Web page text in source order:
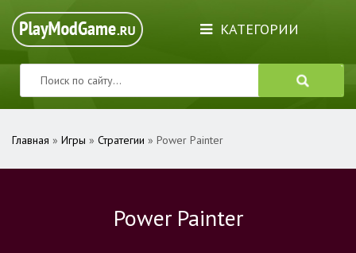
КАТЕГОРИИ
Главная » Игры » Стратегии » Power Painter
Power Painter